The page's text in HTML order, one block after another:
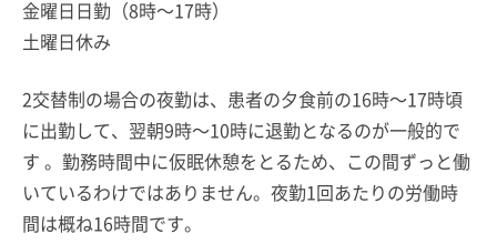
金曜日 日勤（8時～17時）
土曜日休み
2交替制の場合の夜勤は、患者の夕食前の16時～17時頃
に出勤して、翌朝9時～10時に退勤となるのが一般的で
す 。勤務時間中に仮眠休憩をとるため、この間ずっと働
いているわけではありません。夜勤1回あたりの労働時
間は概ね16時間です。